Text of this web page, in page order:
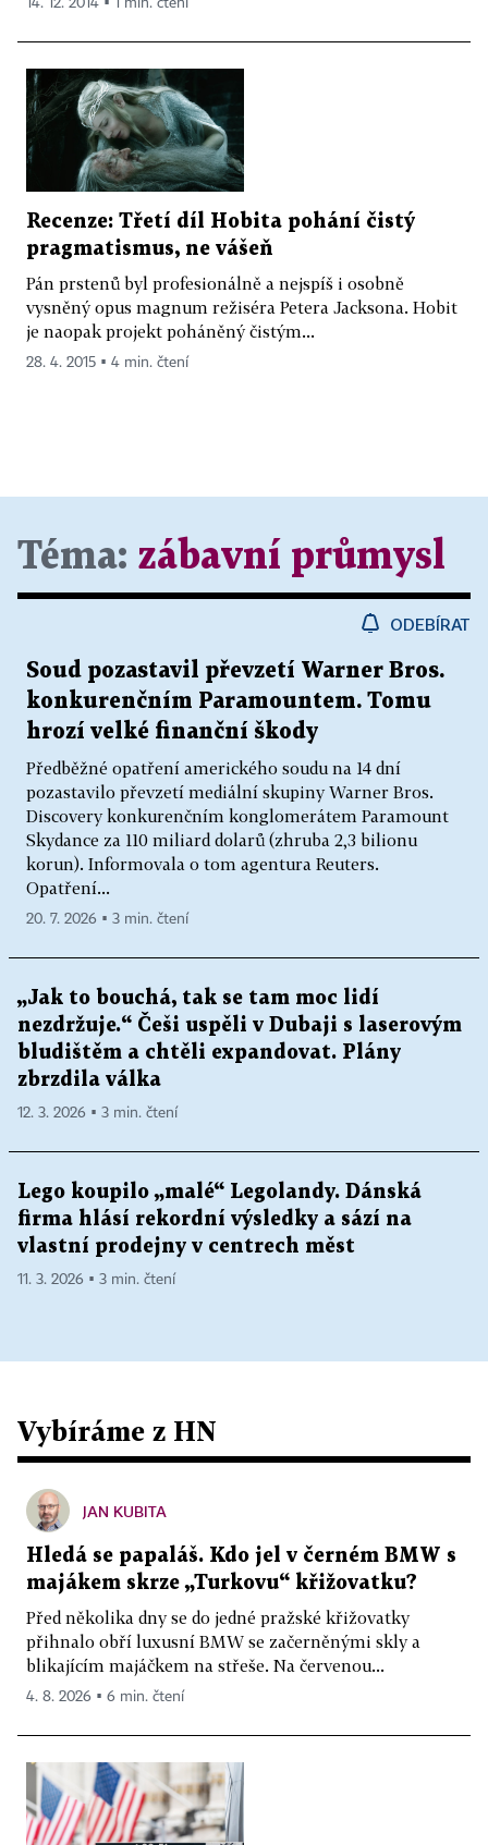
14. 12. 2014 ▪ 1 min. čtení
Recenze: Třetí díl Hobita pohání čistý
pragmatismus, ne vášeň
Pán prstenů byl profesionálně a nejspíš i osobně
vysněný opus magnum režiséra Petera Jacksona. Hobit
je naopak projekt poháněný čistým...
28. 4. 2015 ▪ 4 min. čtení
Téma: zábavní průmysl
ODEBÍRAT
Soud pozastavil převzetí Warner Bros.
konkurenčním Paramountem. Tomu
hrozí velké finanční škody
Předběžné opatření amerického soudu na 14 dní
pozastavilo převzetí mediální skupiny Warner Bros.
Discovery konkurenčním konglomerátem Paramount
Skydance za 110 miliard dolarů (zhruba 2,3 bilionu
korun). Informovala o tom agentura Reuters.
Opatření...
20. 7. 2026 ▪ 3 min. čtení
„Jak to bouchá, tak se tam moc lidí
nezdržuje.“ Češi uspěli v Dubaji s laserovým
bludištěm a chtěli expandovat. Plány
zbrzdila válka
12. 3. 2026 ▪ 3 min. čtení
Lego koupilo „malé“ Legolandy. Dánská
firma hlásí rekordní výsledky a sází na
vlastní prodejny v centrech měst
11. 3. 2026 ▪ 3 min. čtení
Vybíráme z HN
JAN KUBITA
Hledá se papaláš. Kdo jel v černém BMW s
majákem skrze „Turkovu“ křižovatku?
Před několika dny se do jedné pražské křižovatky
přihnalo obří luxusní BMW se začerněnými skly a
blikajícím majáčkem na střeše. Na červenou...
4. 8. 2026 ▪ 6 min. čtení